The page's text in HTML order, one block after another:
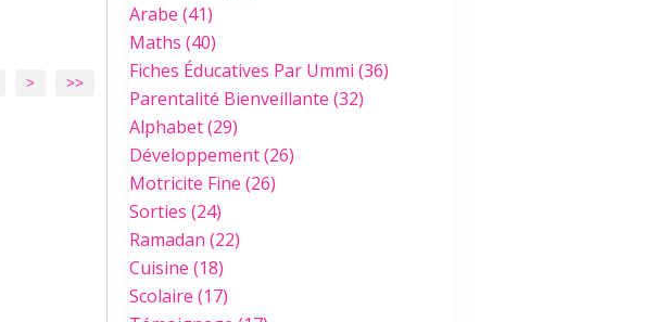
40
50
60
70
80
> >>
Arabe (41)
Maths (40)
Fiches Éducatives Par Ummi (36)
Parentalité Bienveillante (32)
Alphabet(29)
Développement(26)
Motricite Fine (26)
Sorties (24)
Ramadan (22)
Cuisine (18)
Scolaire (17)